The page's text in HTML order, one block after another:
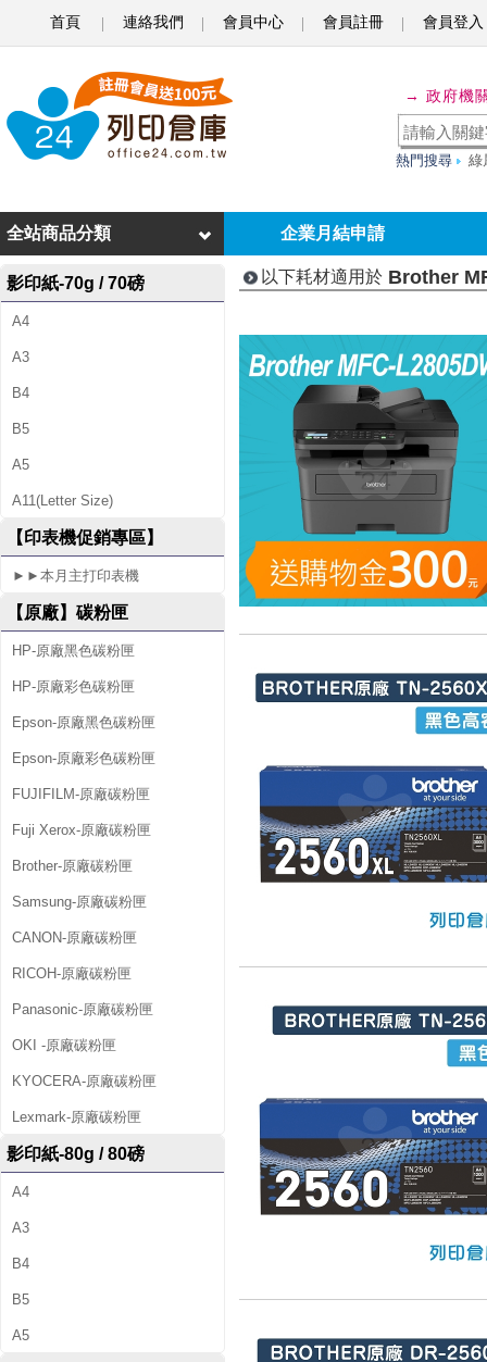
首頁 連絡我們 會員中心 會員註冊 會員登入
o
h
e
r
M
F
8
0
5
D
W
→ 政府機
熱門搜尋 綠
企業月結申請
全站商品分類
影印紙-70g / 70磅
A4
A3
B4
B5
A5
A11(Letter Size)
【印表機促銷專區】
►►本月主打印表機
【原廠】碳粉匣
HP-原廠黑色碳粉匣
HP-原廠彩色碳粉匣
Epson-原廠黑色碳粉匣
Epson-原廠彩色碳粉匣
FUJIFILM-原廠碳粉匣
Fuji Xerox-原廠碳粉匣
Brother-原廠碳粉匣
Samsung-原廠碳粉匣
CANON-原廠碳粉匣
RICOH-原廠碳粉匣
Panasonic-原廠碳粉匣
OKI -原廠碳粉匣
KYOCERA-原廠碳粉匣
Lexmark-原廠碳粉匣
影印紙-80g / 80磅
A4
A3
B4
B5
A5
以下耗材適用於 Brother